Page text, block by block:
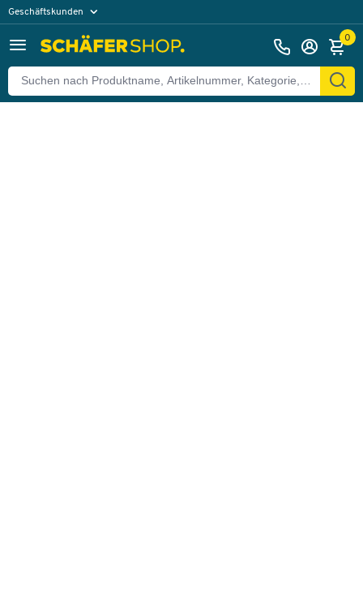
Geschäftskunden
0
Zurück